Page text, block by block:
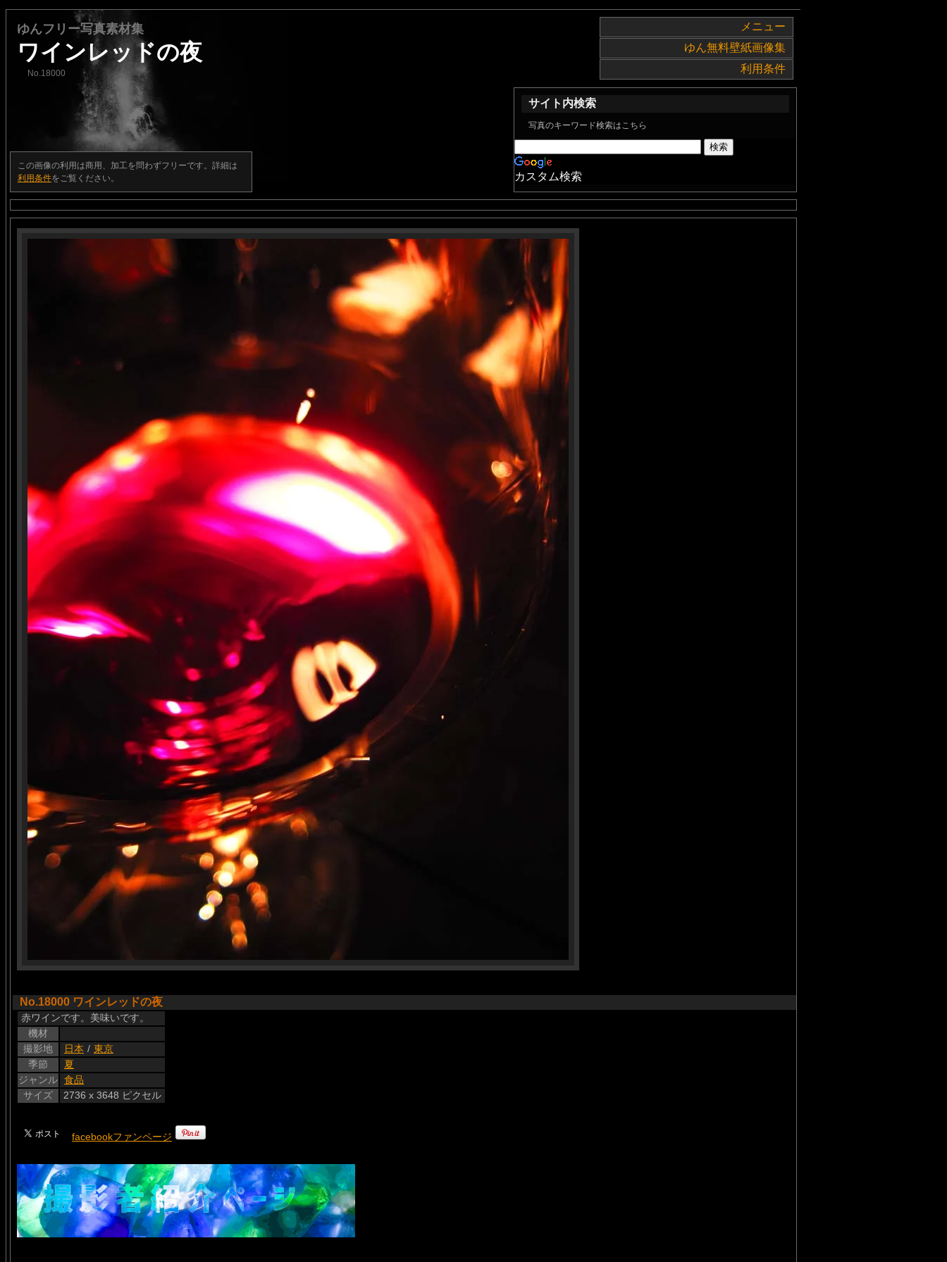
メニュー
ゆん無料壁紙画像集
利用条件
ゆんフリー写真素材集
ワインレッドの夜
No.18000
この画像の利用は商用、加工を問わずフリーです。詳細は
利用条件をご覧ください。
サイト内検索
写真のキーワード検索はこちら
カスタム検索
No.18000 ワインレッドの夜
赤ワインです。美味いです。
機材
撮影地
日本 / 東京
季節
夏
ジャンル 食品
サイズ
2736 x 3648 ピクセル
facebookファンページ